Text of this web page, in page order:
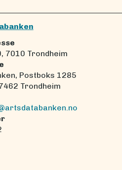
7010 Trondheim
Postboks 1285
Trondheim